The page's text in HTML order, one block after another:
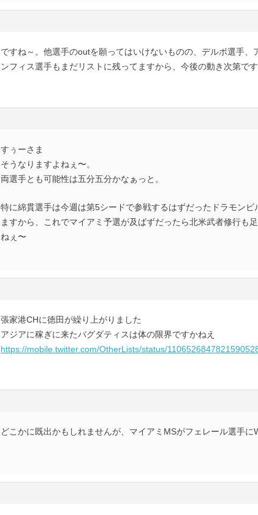
ですね～。他選手のoutを願ってはいけないものの、デルポ選手、
ンフィス選手もまだリストに残ってますから、今後の動き次第です
すぅーさま
そうなりますよねぇ〜。
両選手とも可能性は五分五分かなぁっと。
特に綿貫選手は今週は第5シードで参戦するはずだったドラモンビ
ますから、これでマイアミ予選が及ばずだったら北米武者修行も
ねぇ〜
張家港CHに徳田が繰り上がりました
アジアに稼ぎに来たバグダティスは体の限界ですかねえ
https://mobile.twitter.com/OtherLists/status/
どこかに既出かもしれませんが、マイアミMSがフェレール選手に